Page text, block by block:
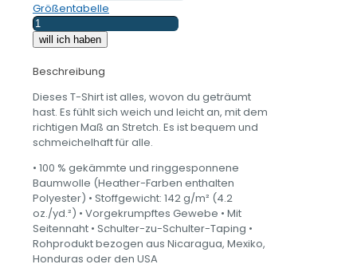
Größentabelle
I
Love
my
custom
-
Damen-
T-
Shirt
will ich haben
Beschreibung
Dieses T-Shirt ist alles, wovon du geträumt
hast. Es fühlt sich weich und leicht an, mit dem
richtigen Maß an Stretch. Es ist bequem und
schmeichelhaft für alle.
• 100 % gekämmte und ringgesponnene
Baumwolle (Heather-Farben enthalten
Polyester) • Stoffgewicht: 142 g/m² (4.2
oz./yd.²) • Vorgekrumpftes Gewebe • Mit
Seitennaht • Schulter-zu-Schulter-Taping •
Rohprodukt bezogen aus Nicaragua, Mexiko,
Honduras oder den USA